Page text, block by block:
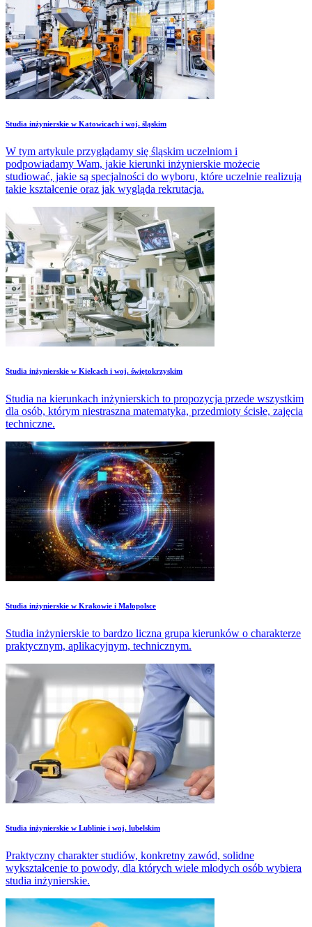
Studia inżynierskie w Katowicach i woj. śląskim
W tym artykule przyglądamy się śląskim uczelniom i
podpowiadamy Wam, jakie kierunki inżynierskie możecie
studiować, jakie są specjalności do wyboru, które uczelnie realizują
takie kształcenie oraz jak wygląda rekrutacja.
Studia inżynierskie w Kielcach i woj. świętokrzyskim
Studia na kierunkach inżynierskich to propozycja przede wszystkim
dla osób, którym niestraszna matematyka, przedmioty ścisłe, zajęcia
techniczne.
Studia inżynierskie w Krakowie i Małopolsce
Studia inżynierskie to bardzo liczna grupa kierunków o charakterze
praktycznym, aplikacyjnym, technicznym.
Studia inżynierskie w Lublinie i woj. lubelskim
Praktyczny charakter studiów, konkretny zawód, solidne
wykształcenie to powody, dla których wiele młodych osób wybiera
studia inżynierskie.